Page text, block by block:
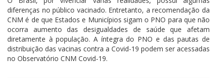
diferenças no público vacinado. Entretanto, a recomendação da
CNM é de que Estados e Municípios sigam o PNO para que não
ocorra aumento das desigualdades de saúde que afetam
diretamente à população. A íntegra do PNO e das pautas de
distribuição das vacinas contra a Covid-19 podem ser acessadas
no Observatório CNM Covid-19.